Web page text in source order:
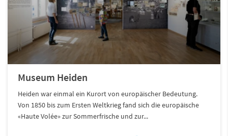
Museum Heiden
Heiden war einmal ein Kurort von europäischer Bedeutung.
Von 1850 bis zum Ersten Weltkrieg fand sich die europäische
«Haute Volée» zur Sommerfrische und zur...